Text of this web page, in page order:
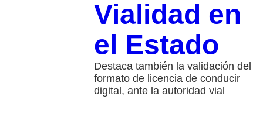
Vialidad en
el Estado
Destaca también la validación del
formato de licencia de conducir
digital, ante la autoridad vial